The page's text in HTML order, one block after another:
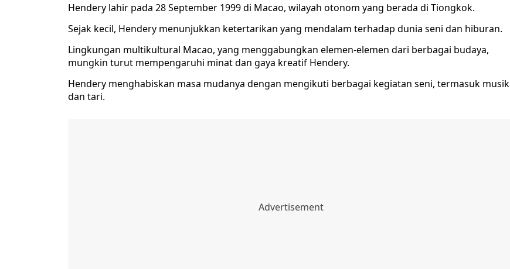
Hendery lahir pada 28 September 1999 di Macao, wilayah otonom yang berada di Tiongkok.
Sejak kecil, Hendery menunjukkan ketertarikan yang mendalam terhadap dunia seni dan hiburan.
Lingkungan multikultural Macao, yang menggabungkan elemen-elemen dari berbagai budaya,
mungkin turut mempengaruhi minat dan gaya kreatif Hendery.
Hendery menghabiskan masa mudanya dengan mengikuti berbagai kegiatan seni, termasuk musik
dan tari.